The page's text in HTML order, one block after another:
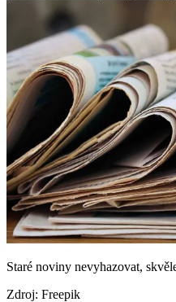
Staré noviny nevyhazovat,
Zdroj: Freepik